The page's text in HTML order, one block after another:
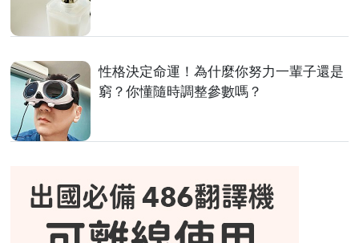
性格決定命運！為什麼你努力一輩子還是
窮？你懂隨時調整參數嗎？